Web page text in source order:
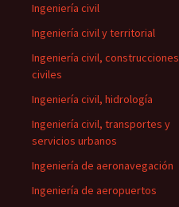
Ingeniería civil
Ingeniería civil y territorial
Ingeniería civil, construcciones
civiles
Ingeniería civil, hidrología
Ingeniería civil, transportes y
servicios urbanos
Ingeniería de aeronavegación
Ingeniería de aeropuertos